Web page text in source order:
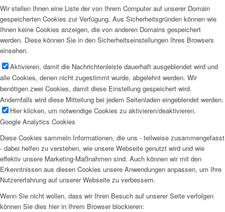
Wir stellen Ihnen eine Liste der von Ihrem Computer auf unserer Domain
gespeicherten Cookies zur Verfügung. Aus Sicherheitsgründen können wie
Ihnen keine Cookies anzeigen, die von anderen Domains gespeichert
werden. Diese können Sie in den Sicherheitseinstellungen Ihres Browsers
einsehen.
Aktivieren, damit die Nachrichtenleiste dauerhaft ausgeblendet wird und
alle Cookies, denen nicht zugestimmt wurde, abgelehnt werden. Wir
benötigen zwei Cookies, damit diese Einstellung gespeichert wird.
Andernfalls wird diese Mitteilung bei jedem Seitenladen eingeblendet werden.
Hier klicken, um notwendige Cookies zu aktivieren/deaktivieren.
Google Analytics Cookies
Diese Cookies sammeln Informationen, die uns - teilweise zusammengefasst
- dabei helfen zu verstehen, wie unsere Webseite genutzt wird und wie
effektiv unsere Marketing-Maßnahmen sind. Auch können wir mit den
Erkenntnissen aus diesen Cookies unsere Anwendungen anpassen, um Ihre
Nutzererfahrung auf unserer Webseite zu verbessern.
Wenn Sie nicht wollen, dass wir Ihren Besuch auf unserer Seite verfolgen
können Sie dies hier in Ihrem Browser blockieren: